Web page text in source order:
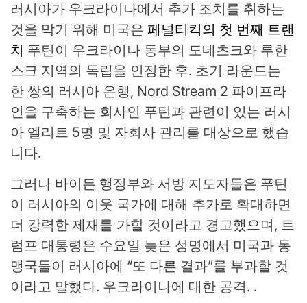
러시아가 우크라이나에서 추가 조치를 취하는
것을 막기 위해 미국은 페널티킥의 첫 번째 트랜
치 푸틴이 우크라이나 동부의 도네츠크와 루한
스크 지역의 독립을 인정한 후. 초기 라운드는
한 쌍의 러시아 은행, Nord Stream 2 파이프라
인을 구축하는 회사인 푸틴과 관련이 있는 러시
아 엘리트 5명 및 자회사 관리를 대상으로 했습
니다.
그러나 바이든 행정부와 서방 지도자들은 푸틴
이 러시아의 이웃 국가에 대해 추가로 확대하면
더 강력한 제재를 가할 것이라고 경고했으며, 트
럼프 대통령은 수요일 늦은 성명에서 미국과 동
맹국들이 러시아에 “또 다른 결과”를 부과할 것
이라고 말했다. 우크라이나에 대한 공격. .